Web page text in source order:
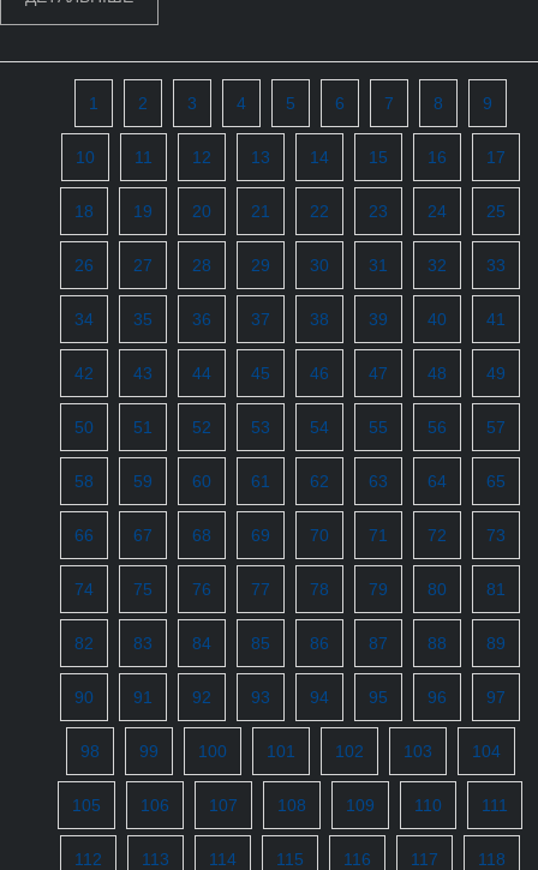
1 2 3 4 5 6 7 8 9
10 11 12 13 14 15 16 17
18 19 20 21 22 23 24 25
26 27 28 29 30 31 32 33
34 35 36 37 38 39 40 41
42 43 44 45 46 47 48 49
50 51 52 53 54 55 56 57
58 59 60 61 62 63 64 65
66 67 68 69 70 71 72 73
74 75 76 77 78 79 80 81
82 83 84 85 86 87 88 89
90 91 92 93 94 95 96 97
98 99 100 101 102 103 104
105 106 107 108 109 110 111
112 113 114 115 116 117 118